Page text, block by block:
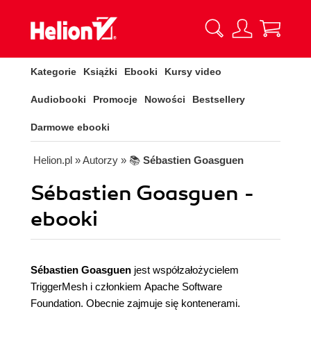
Kategorie Książki Ebooki Kursy video
Audiobooki Promocje Nowości Bestsellery
Darmowe ebooki
Helion.pl » Autorzy » 📚 Sébastien Goasguen
Sébastien Goasguen -
ebooki
Sébastien Goasguen jest współzałożycielem
TriggerMesh i członkiem Apache Software
Foundation. Obecnie zajmuje się kontenerami.